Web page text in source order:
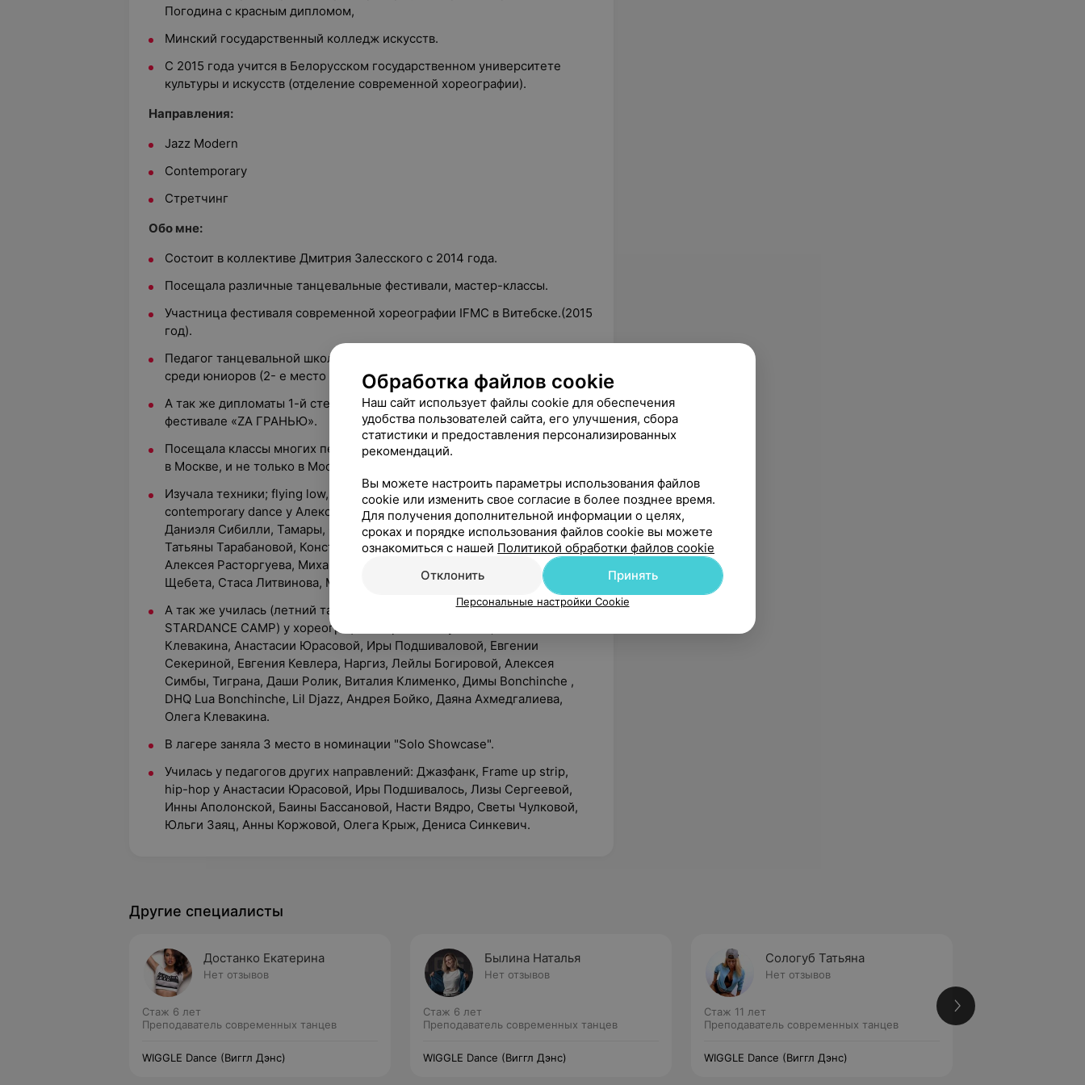
Погодина с красным дипломом,
Минский государственный колледж искусств.
С 2015 года учится в Белорусском государственном университете
культуры и искусств (отделение современной хореографии).
Направления:
Jazz Modern
Contemporary
Стретчинг
Обо мне:
Состоит в коллективе Дмитрия Залесского с 2014 года.
Посещала различные танцевальные фестивали, мастер-классы.
Участница фестиваля современной хореографии IFMC в Витебске.(2015
год).
Педагог танцевальной школы «Zaleski kids» - призёры конкурсов BIZON
среди юниоров (2- е место contemporary dance, 3-e место pop dance).
А так же дипломаты 1-й степени среди юниоров в международном
фестивале «ZA ГРАНЬЮ».
Посещала классы многих педагогов, так же постоянные Frame up strip
в Москве, и не только в Москве.
Изучала техники; flying low, импровизация, контактная импровизация,
contemporary dance у Александра Могилёва, Александра Тронова,
Даниэля Сибилли, Тамары, Ольги Лобовкиной, Дмитрия Залесского,
Татьяны Тарабановой, Константина Кейхеля, Марии Тихоновой,
Алексея Расторгуева, Михаила Шабанова, Алисы Доценко, Дмитрия
Щебета, Стаса Литвинова, Марии Козловой, Константина Коваля.
А так же училась (летний танцевальный лагерь 2017, 2018 год в
STARDANCE CAMP) у хореографов: Ларисы Полуниной, Олега
Клевакина, Анастасии Юрасовой, Иры Подшиваловой, Евгении
Секериной, Евгения Кевлера, Наргиз, Лейлы Богировой, Алексея
Симбы, Тиграна, Даши Ролик, Виталия Клименко, Димы Bonchinche ,
DHQ Lua Bonchinche, Lil Djazz, Андрея Бойко, Даяна Ахмедгалиева,
Олега Клевакина.
В лагере заняла 3 место в номинации "Solo Showcase".
Училась у педагогов других направлений: Джазфанк, Frame up strip,
hip-hop у Анастасии Юрасовой, Иры Подшивалось, Лизы Сергеевой,
Инны Аполонской, Баины Бассановой, Насти Вядро, Светы Чулковой,
Юльги Заяц, Анны Коржовой, Олега Крыж, Дениса Синкевич.
Другие специалисты
Достанко Екатерина
Нет отзывов
Стаж 6 лет
Преподаватель современных танцев
WIGGLE Dance (Виггл Дэнс)
Былина Наталья
Нет отзывов
Стаж 6 лет
Преподаватель современных танцев
WIGGLE Dance (Виггл Дэнс)
Сологуб Татьяна
Нет отзывов
Стаж 11 лет
Преподаватель современных танцев
WIGGLE Dance (Виггл Дэнс)
Обработка файлов cookie
Наш сайт использует файлы cookie для обеспечения
удобства пользователей сайта, его улучшения, сбора
статистики и предоставления персонализированных
рекомендаций.
Вы можете настроить параметры использования файлов
cookie или изменить свое согласие в более позднее время.
Для получения дополнительной информации о целях,
сроках и порядке использования файлов cookie вы можете
ознакомиться с нашей Политикой обработки файлов cookie
Отклонить
Принять
Персональные настройки Cookie